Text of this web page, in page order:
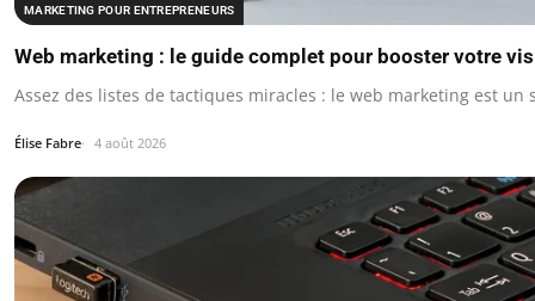
MARKETING POUR ENTREPRENEURS
Web marketing : le guide complet pour booster votre
Assez des listes de tactiques miracles : le web marketing est
Élise Fabre 4 août 2026